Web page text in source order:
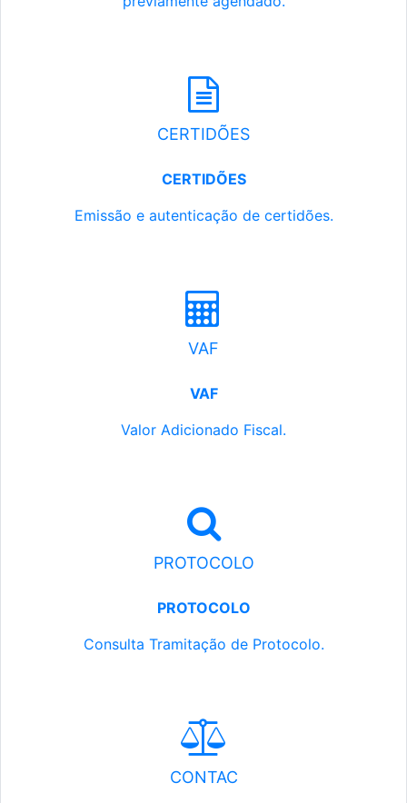
CERTIDÕES
CERTIDÕES
Emissão e autenticação de certidões.
VAF
VAF
Valor Adicionado Fiscal.
PROTOCOLO
PROTOCOLO
Consulta Tramitação de Protocolo.
CONTAC